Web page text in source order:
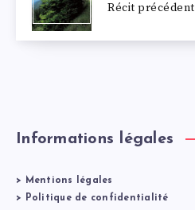
Récit précédent
Informations légales
> Mentions légales
> Politique de confidentialité